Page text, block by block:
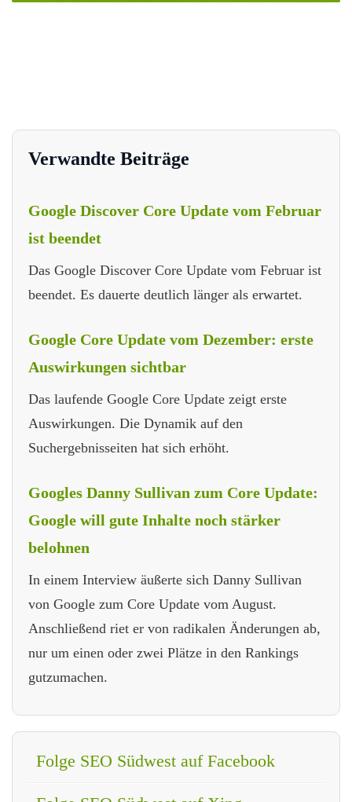
Verwandte Beiträge
Google Discover Core Update vom Februar
ist beendet
Das Google Discover Core Update vom Februar ist
beendet. Es dauerte deutlich länger als erwartet.
Google Core Update vom Dezember: erste
Auswirkungen sichtbar
Das laufende Google Core Update zeigt erste
Auswirkungen. Die Dynamik auf den
Suchergebnisseiten hat sich erhöht.
Googles Danny Sullivan zum Core Update:
Google will gute Inhalte noch stärker
belohnen
In einem Interview äußerte sich Danny Sullivan
von Google zum Core Update vom August.
Anschließend riet er von radikalen Änderungen ab,
nur um einen oder zwei Plätze in den Rankings
gutzumachen.
Folge SEO Südwest auf Facebook